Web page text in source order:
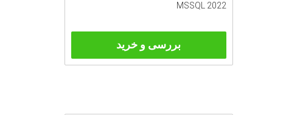
MSSQL 2022
بررسی و خرید